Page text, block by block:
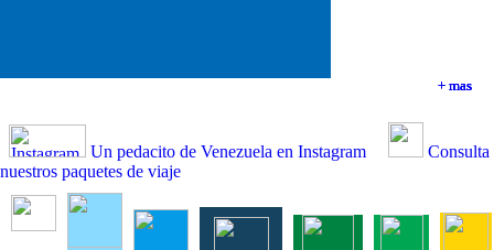
+ mas
+ mas
+ mas
+ mas
Un pedacito de Venezuela en Instagram
Consulta
nuestros paquetes de viaje